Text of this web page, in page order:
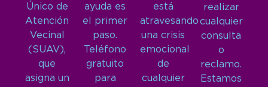
Único de
Atención
Vecinal
(SUAV),
que
asigna un
ayuda es
el primer
paso.
Teléfono
gratuito
para
está
atravesando
una crisis
emocional
de
cualquier
realizar
cualquier
consulta
o
reclamo.
Estamos